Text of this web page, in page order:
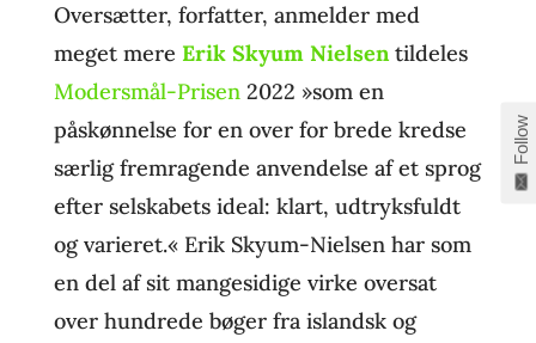
Oversætter, forfatter, anmelder med
meget mere Erik Skyum Nielsentildeles
Modersmål-Prisen2022 »som en
påskønnelse for en over for brede kredse
særlig fremragende anvendelse af et sprog
efter selskabets ideal: klart, udtryksfuldt
og varieret.« Erik Skyum-Nielsen har som
en del af sit mangesidige virke oversat
over hundrede bøger fra islandsk og
Follow